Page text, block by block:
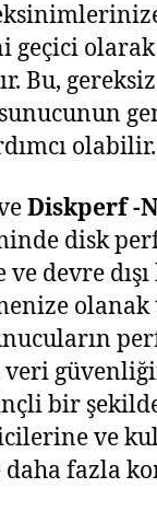
olarak
Bu,
olabilir.
Diskperf -
disk
devre
olanak
veri
bir
ve
fazla